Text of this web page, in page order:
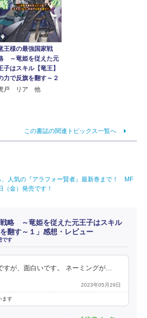
王様の最強国家戦
～竜姫を従えた元
子はスキル【竜王】
力で反旗を翻す～２
戸 リア 他
この書誌の関連トピックス一覧へ
、人気の『アラフォー賢者』最新巻まで！ MF
金）発売です！
戦略 ～竜姫を従えた元王子はスキル
翻す～１」感想・レビュー
です
すが、面白いです。 ネーミングが…
2023年05月29日
ます